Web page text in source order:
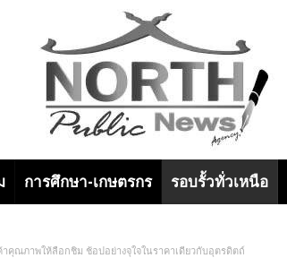
การศึกษา-เกษตรกร รอบรั้วทั่วเหนือ
ณภาพให้ลือกชิม ช้อปอย่างจุใจในราคาเดียวกับอุตรดิตถ์